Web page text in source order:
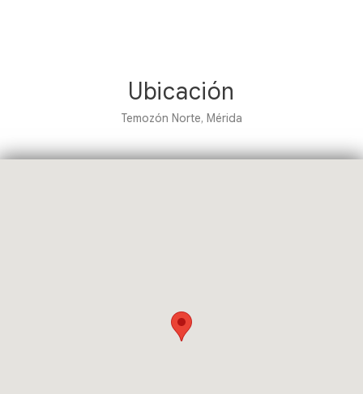
Ubicación
Temozón Norte, Mérida